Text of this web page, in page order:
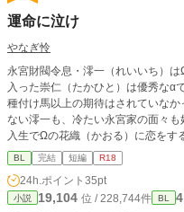
運命に泣け
やなぎ怜
永宮財閥令息・澪一（れいいち）
入った崇仁（たかひと）は優秀なα
種付け馬以上の期待はされていな
ない澪一も、冷たい永宮家の面々
入生でΩの花織（かおる）に恋をす
信するようになるが――？ ※オメガ
士を引き裂くΩ（澪一）の話。花織
事項はタグをご確認ください。 ※性
BL 完結 短編 R18
24h.ポイント 35pt
小説 19,104 位 / 228,744件 BL